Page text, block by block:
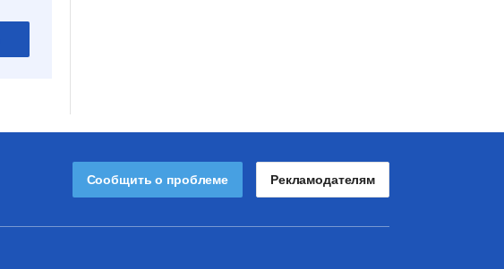
Сообщить о проблеме Рекламодателям